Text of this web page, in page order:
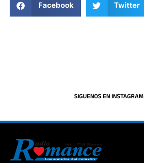
Facebook Twitter
SIGUENOS EN INSTAGRAM